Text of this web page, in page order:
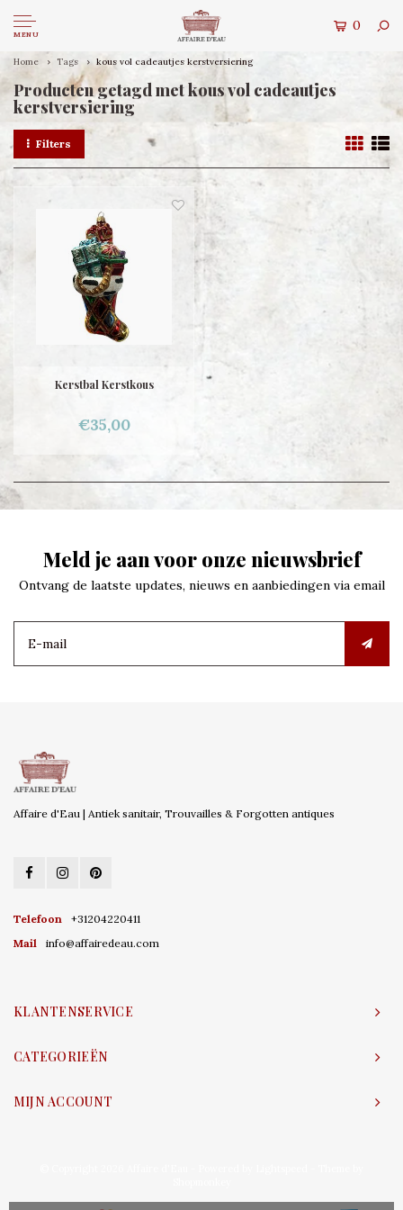
MENU
0
Home Tags kous vol cadeautjes kerstversiering
Producten getagd met kous vol cadeautjes
kerstversiering
Filters
Kerstbal Kerstkous
€35,00
Meld je aan voor onze nieuwsbrief
Ontvang de laatste updates, nieuws en aanbiedingen via email
Affaire d'Eau | Antiek sanitair, Trouvailles & Forgotten antiques
Telefoon
+31204220411
Mail
info@affairedeau.com
KLANTENSERVICE
CATEGORIEËN
MIJN ACCOUNT